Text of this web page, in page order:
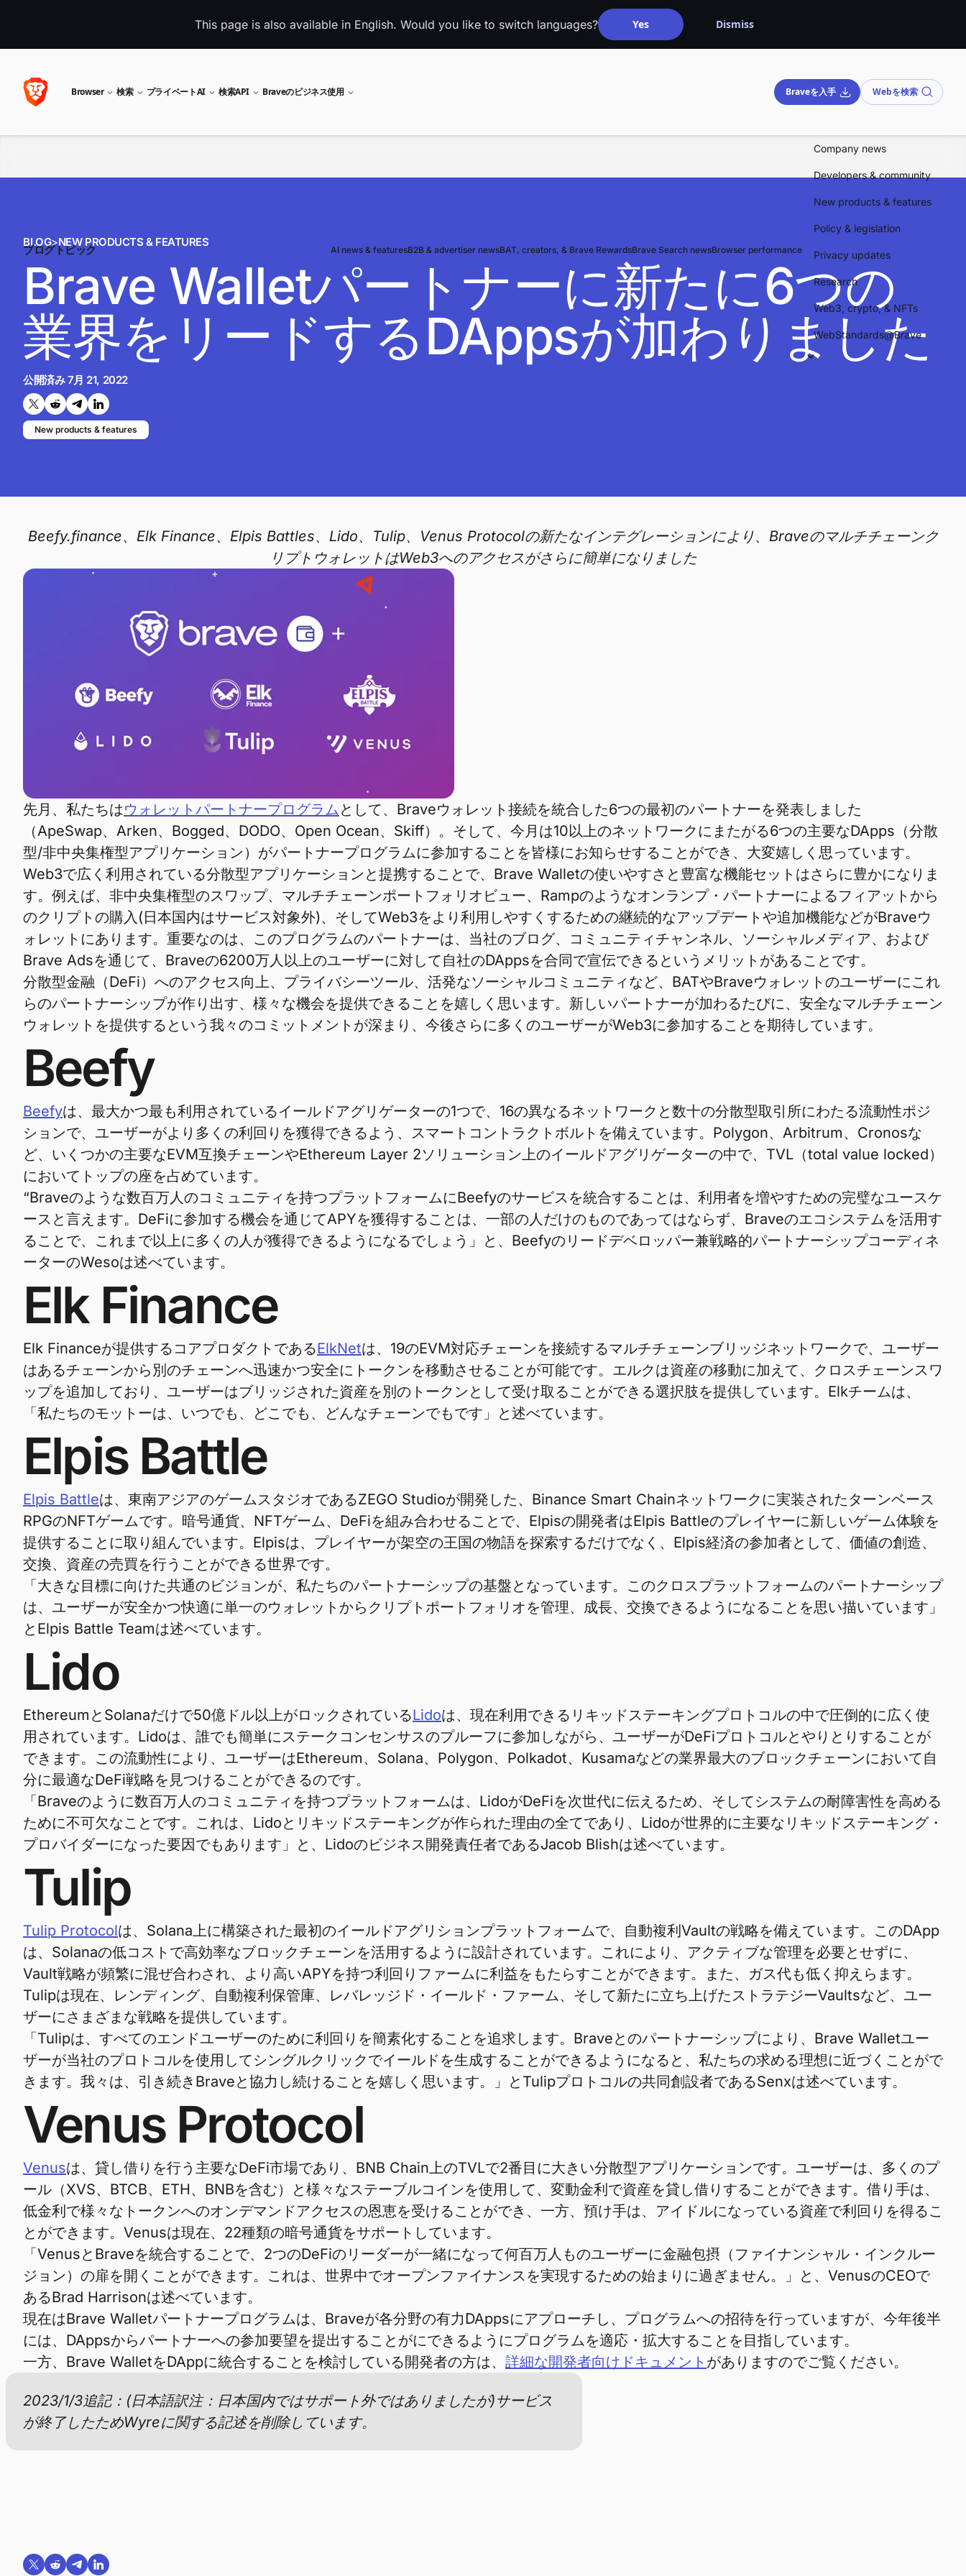
This page is also available in English. Would you like to switch languages? Yes Dismiss
Browser 検索 プライベートAI 検索API Braveのビジネス使用 Braveを入手 Webを検索
ブログトピック AI news & featuresB2B & advertiser newsBAT, creators, & Brave RewardsBrave Search newsBrowser performance
Company news
Developers & community
New products & features
Policy & legislation
Privacy updates
Research
Web3, crypto, & NFTs
WebStandards@Brave
BLOG>NEW PRODUCTS & FEATURES
Brave Walletパートナーに新たに6つの
業界をリードするDAppsが加わりました
公開済み7月 21, 2022
Twitterで共有する
Reddit で共有
Telegramで共有
LinkedInで共有
New products & features
Beefy.finance、Elk Finance、Elpis Battles、Lido、Tulip、Venus Protocolの新たなインテグレーションにより、Braveのマルチチェーンク
リプトウォレットはWeb3へのアクセスがさらに簡単になりました
先月、私たちはウォレットパートナープログラムとして、Braveウォレット接続を統合した6つの最初のパートナーを発表しました
（ApeSwap、Arken、Bogged、DODO、Open Ocean、Skiff）。そして、今月は10以上のネットワークにまたがる6つの主要なDApps（分散
型/非中央集権型アプリケーション）がパートナープログラムに参加することを皆様にお知らせすることができ、大変嬉しく思っています。
Web3で広く利用されている分散型アプリケーションと提携することで、Brave Walletの使いやすさと豊富な機能セットはさらに豊かになりま
す。例えば、非中央集権型のスワップ、マルチチェーンポートフォリオビュー、Rampのようなオンランプ・パートナーによるフィアットから
のクリプトの購入(日本国内はサービス対象外)、そしてWeb3をより利用しやすくするための継続的なアップデートや追加機能などがBraveウ
ォレットにあります。重要なのは、このプログラムのパートナーは、当社のブログ、コミュニティチャンネル、ソーシャルメディア、および
Brave Adsを通じて、Braveの6200万人以上のユーザーに対して自社のDAppsを合同で宣伝できるというメリットがあることです。
分散型金融（DeFi）へのアクセス向上、プライバシーツール、活発なソーシャルコミュニティなど、BATやBraveウォレットのユーザーにこれ
らのパートナーシップが作り出す、様々な機会を提供できることを嬉しく思います。新しいパートナーが加わるたびに、安全なマルチチェーン
ウォレットを提供するという我々のコミットメントが深まり、今後さらに多くのユーザーがWeb3に参加することを期待しています。
Beefy
Beefyは、最大かつ最も利用されているイールドアグリゲーターの1つで、16の異なるネットワークと数十の分散型取引所にわたる流動性ポジ
ションで、ユーザーがより多くの利回りを獲得できるよう、スマートコントラクトボルトを備えています。Polygon、Arbitrum、Cronosな
ど、いくつかの主要なEVM互換チェーンやEthereum Layer 2ソリューション上のイールドアグリゲーターの中で、TVL（total value locked）
においてトップの座を占めています。
“Braveのような数百万人のコミュニティを持つプラットフォームにBeefyのサービスを統合することは、利用者を増やすための完璧なユースケ
ースと言えます。DeFiに参加する機会を通じてAPYを獲得することは、一部の人だけのものであってはならず、Braveのエコシステムを活用す
ることで、これまで以上に多くの人が獲得できるようになるでしょう」と、Beefyのリードデベロッパー兼戦略的パートナーシップコーディネ
ーターのWesoは述べています。
Elk Finance
Elk Financeが提供するコアプロダクトであるElkNetは、19のEVM対応チェーンを接続するマルチチェーンブリッジネットワークで、ユーザー
はあるチェーンから別のチェーンへ迅速かつ安全にトークンを移動させることが可能です。エルクは資産の移動に加えて、クロスチェーンスワ
ップを追加しており、ユーザーはブリッジされた資産を別のトークンとして受け取ることができる選択肢を提供しています。Elkチームは、
「私たちのモットーは、いつでも、どこでも、どんなチェーンでもです」と述べています。
Elpis Battle
Elpis Battleは、東南アジアのゲームスタジオであるZEGO Studioが開発した、Binance Smart Chainネットワークに実装されたターンベース
RPGのNFTゲームです。暗号通貨、NFTゲーム、DeFiを組み合わせることで、Elpisの開発者はElpis Battleのプレイヤーに新しいゲーム体験を
提供することに取り組んでいます。Elpisは、プレイヤーが架空の王国の物語を探索するだけでなく、Elpis経済の参加者として、価値の創造、
交換、資産の売買を行うことができる世界です。
「大きな目標に向けた共通のビジョンが、私たちのパートナーシップの基盤となっています。このクロスプラットフォームのパートナーシップ
は、ユーザーが安全かつ快適に単一のウォレットからクリプトポートフォリオを管理、成長、交換できるようになることを思い描いています」
とElpis Battle Teamは述べています。
Lido
EthereumとSolanaだけで50億ドル以上がロックされているLidoは、現在利用できるリキッドステーキングプロトコルの中で圧倒的に広く使
用されています。Lidoは、誰でも簡単にステークコンセンサスのプルーフに参加しながら、ユーザーがDeFiプロトコルとやりとりすることが
できます。この流動性により、ユーザーはEthereum、Solana、Polygon、Polkadot、Kusamaなどの業界最大のブロックチェーンにおいて自
分に最適なDeFi戦略を見つけることができるのです。
「Braveのように数百万人のコミュニティを持つプラットフォームは、LidoがDeFiを次世代に伝えるため、そしてシステムの耐障害性を高める
ために不可欠なことです。これは、Lidoとリキッドステーキングが作られた理由の全てであり、Lidoが世界的に主要なリキッドステーキング・
プロバイダーになった要因でもあります」と、Lidoのビジネス開発責任者であるJacob Blishは述べています。
Tulip
Tulip Protocolは、Solana上に構築された最初のイールドアグリションプラットフォームで、自動複利Vaultの戦略を備えています。このDApp
は、Solanaの低コストで高効率なブロックチェーンを活用するように設計されています。これにより、アクティブな管理を必要とせずに、
Vault戦略が頻繁に混ぜ合わされ、より高いAPYを持つ利回りファームに利益をもたらすことができます。また、ガス代も低く抑えらます。
Tulipは現在、レンディング、自動複利保管庫、レバレッジド・イールド・ファーム、そして新たに立ち上げたストラテジーVaultsなど、ユー
ザーにさまざまな戦略を提供しています。
「Tulipは、すべてのエンドユーザーのために利回りを簡素化することを追求します。Braveとのパートナーシップにより、Brave Walletユー
ザーが当社のプロトコルを使用してシングルクリックでイールドを生成することができるようになると、私たちの求める理想に近づくことがで
きます。我々は、引き続きBraveと協力し続けることを嬉しく思います。」とTulipプロトコルの共同創設者であるSenxは述べています。
Venus Protocol
Venusは、貸し借りを行う主要なDeFi市場であり、BNB Chain上のTVLで2番目に大きい分散型アプリケーションです。ユーザーは、多くのプ
ール（XVS、BTCB、ETH、BNBを含む）と様々なステーブルコインを使用して、変動金利で資産を貸し借りすることができます。借り手は、
低金利で様々なトークンへのオンデマンドアクセスの恩恵を受けることができ、一方、預け手は、アイドルになっている資産で利回りを得るこ
とができます。Venusは現在、22種類の暗号通貨をサポートしています。
「VenusとBraveを統合することで、2つのDeFiのリーダーが一緒になって何百万人ものユーザーに金融包摂（ファイナンシャル・インクルー
ジョン）の扉を開くことができます。これは、世界中でオープンファイナンスを実現するための始まりに過ぎません。」と、VenusのCEOで
あるBrad Harrisonは述べています。
現在はBrave Walletパートナープログラムは、Braveが各分野の有力DAppsにアプローチし、プログラムへの招待を行っていますが、今年後半
には、DAppsからパートナーへの参加要望を提出することがにできるようにプログラムを適応・拡大することを目指しています。
一方、Brave WalletをDAppに統合することを検討している開発者の方は、 詳細な開発者向けドキュメント がありますのでご覧ください。
2023/1/3追記：(日本語訳注：日本国内ではサポート外ではありましたが)サービス
が終了したためWyreに関する記述を削除しています。
Twitterで共有する
Reddit で共有
Telegramで共有
LinkedInで共有